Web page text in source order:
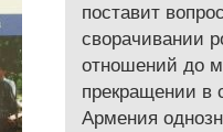
поставит
сворачивании
отношений до
прекращении
Армения